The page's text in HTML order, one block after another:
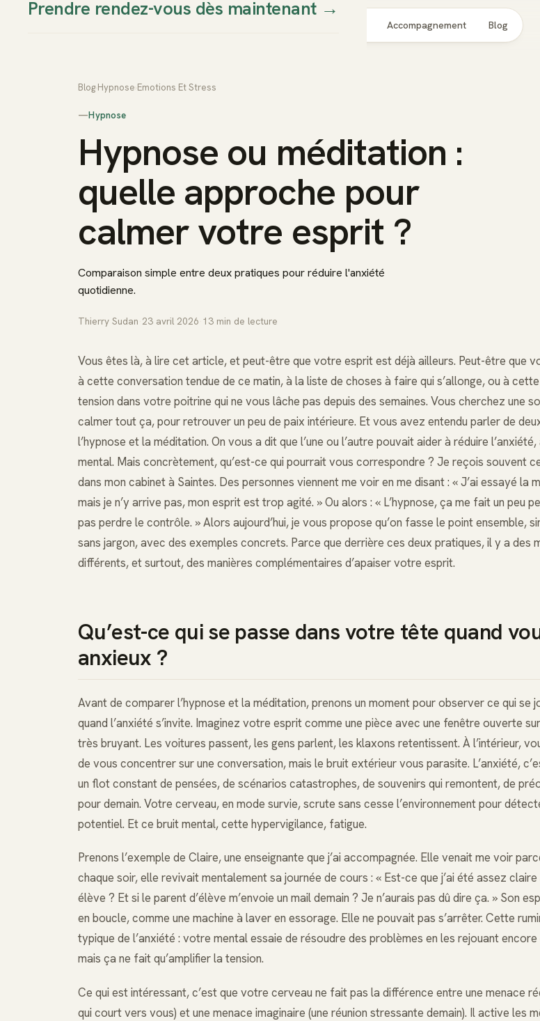
Accompagnement Blog
Prendre rendez-vous dès maintenant→
Blog Hypnose Emotions Et Stress
—Hypnose
Hypnose ou méditation :
quelle approche pour
calmer votre esprit ?
Comparaison simple entre deux pratiques pour réduire l'anxiété
quotidienne.
Thierry Sudan 23 avril 2026 13 min de lecture
Vous êtes là, à lire cet article, et peut-être que votre esprit est déjà ailleurs. Peut-être que
à cette conversation tendue de ce matin, à la liste de choses à faire qui s’allonge, ou à
tension dans votre poitrine qui ne vous lâche pas depuis des semaines. Vous cherchez une
calmer tout ça, pour retrouver un peu de paix intérieure. Et vous avez entendu parler de
l’hypnose et la méditation. On vous a dit que l’une ou l’autre pouvait aider à réduire
mental. Mais concrètement, qu’est-ce qui pourrait vous correspondre ? Je reçois souvent
dans mon cabinet à Saintes. Des personnes viennent me voir en me disant : « J’ai essayé la
mais je n’y arrive pas, mon esprit est trop agité. » Ou alors : « L’hypnose, ça me fait un peu
pas perdre le contrôle. » Alors aujourd’hui, je vous propose qu’on fasse le point ensemble,
sans jargon, avec des exemples concrets. Parce que derrière ces deux pratiques, il y a des
différents, et surtout, des manières complémentaires d’apaiser votre esprit.
Qu’est-ce qui se passe dans votre tête quand
anxieux ?
Avant de comparer l’hypnose et la méditation, prenons un moment pour observer ce qui se
quand l’anxiété s’invite. Imaginez votre esprit comme une pièce avec une fenêtre ouverte
très bruyant. Les voitures passent, les gens parlent, les klaxons retentissent. À l’intérieur,
de vous concentrer sur une conversation, mais le bruit extérieur vous parasite. L’anxiété,
un flot constant de pensées, de scénarios catastrophes, de souvenirs qui remontent, de
pour demain. Votre cerveau, en mode survie, scrute sans cesse l’environnement pour
potentiel. Et ce bruit mental, cette hypervigilance, fatigue.
Prenons l’exemple de Claire, une enseignante que j’ai accompagnée. Elle venait me voir
chaque soir, elle revivait mentalement sa journée de cours : « Est-ce que j’ai été assez
élève ? Et si le parent d’élève m’envoie un mail demain ? Je n’aurais pas dû dire ça. » Son
en boucle, comme une machine à laver en essorage. Elle ne pouvait pas s’arrêter. Cette
typique de l’anxiété : votre mental essaie de résoudre des problèmes en les rejouant
mais ça ne fait qu’amplifier la tension.
Ce qui est intéressant, c’est que votre cerveau ne fait pas la différence entre une menace
qui court vers vous) et une menace imaginaire (une réunion stressante demain). Il active les